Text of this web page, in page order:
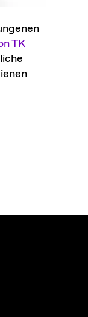
TK